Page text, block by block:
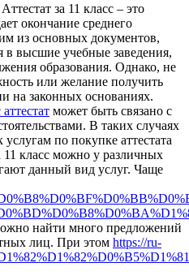
за 11 класс – это
окончание среднего
из основных документов,
в высшие учебные заведения,
образования. Однако, не
или желание получить
на законных основаниях.
может быть связано с
В таких случаях
по покупке аттестата
11 класс можно у различных
данный вид услуг. Чаще
найти много предложений
лиц. При этом https://ru-